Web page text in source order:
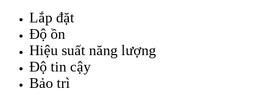
Lắp đặt
Độ ồn
Hiệu suất năng lượng
Độ tin cậy
Bảo trì